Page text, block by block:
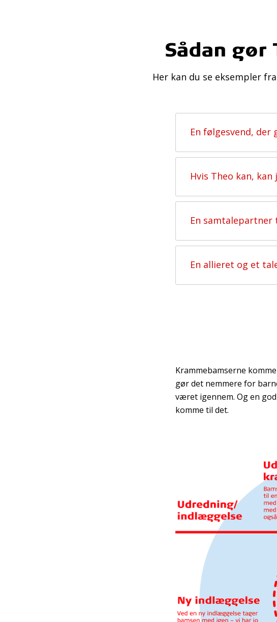
Sådan gør
Her kan du se eksempler
En følgesvend,
Hvis Theo kan, kan
En
En allieret og et
Krammebamserne
gør det nemmere for
været igennem. Og en
komme til det.